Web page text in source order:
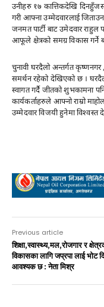
उनीहरु १७ कात्तिकदेखि
गरी आफ्ना उम्मेदवारलाई
जनमत पार्टी बाट उमेदवार राहुल
आफूले क्षेत्रको समग्र विकास गर्ने
चुनावी घरदैलो अन्तर्गत कृष्णनगर
समर्थन रहेको देखिएको छ ।
स्वागत गर्दै जीतको शुभकामना
कार्यकर्ताहरुले आफ्नो राम्रो
उम्मेदवार विजयी हुनेमा विश्वस्त
Previous article
शिक्षा,स्वास्थ्य,मल,राेजगार र
विकासका लागि जप्रपा लाई भाेट
आवश्यक छ : नेता मिश्र